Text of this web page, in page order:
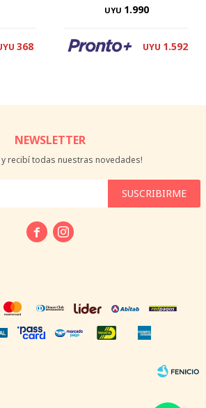
368
UYU 1.990
UYU 1.592
NEWSLETTER
y recibí todas nuestras novedades!
SUSCRIBIRME
 